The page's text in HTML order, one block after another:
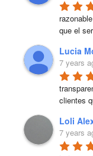
que el
Lucia
7 years
clientes
Loli
7 years